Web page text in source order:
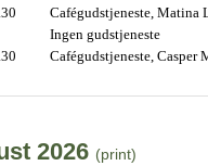
Cafégudstjeneste, Matina
Ingen gudstjeneste
Cafégudstjeneste, Casper
2026 (print)